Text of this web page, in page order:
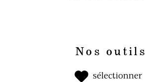
Nos outils
sélectionner